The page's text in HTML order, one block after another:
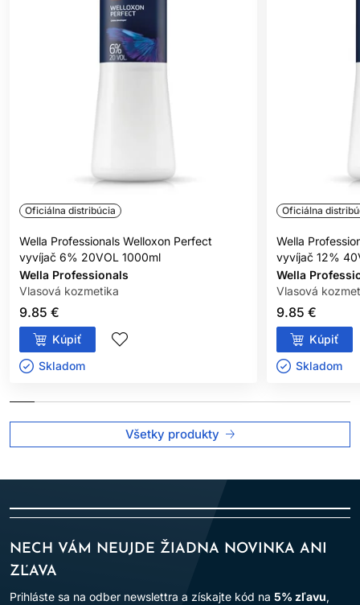
Výrobok je určený len na
kaderníckych salónoch
Po aplikácii vlasy dôkladne opláchnite.
Dodržiavanie uvedených pokynov pomáha minimalizovať riziko
alergických reakcií a zabezpečuje bezpečné používanie
Oficiálna distribúcia
Wella Professionals Welloxon Perfect
vyvíjač 6% 20VOL 1000ml
Wella Professionals
Vlasová kozmetika
9.85 €
Kúpiť
Skladom ㅤ
Oficiálna
Wella
vyvíjač 12%
Wella
Vlasová
9.85 €
Kúpiť
Skladom ㅤ
Všetky produkty
NECH VÁM NEUJDE ŽIADNA NOVINKA ANI
ZĽAVA
Prihláste sa na odber newslettra a získajte kód na 5% zľavu,